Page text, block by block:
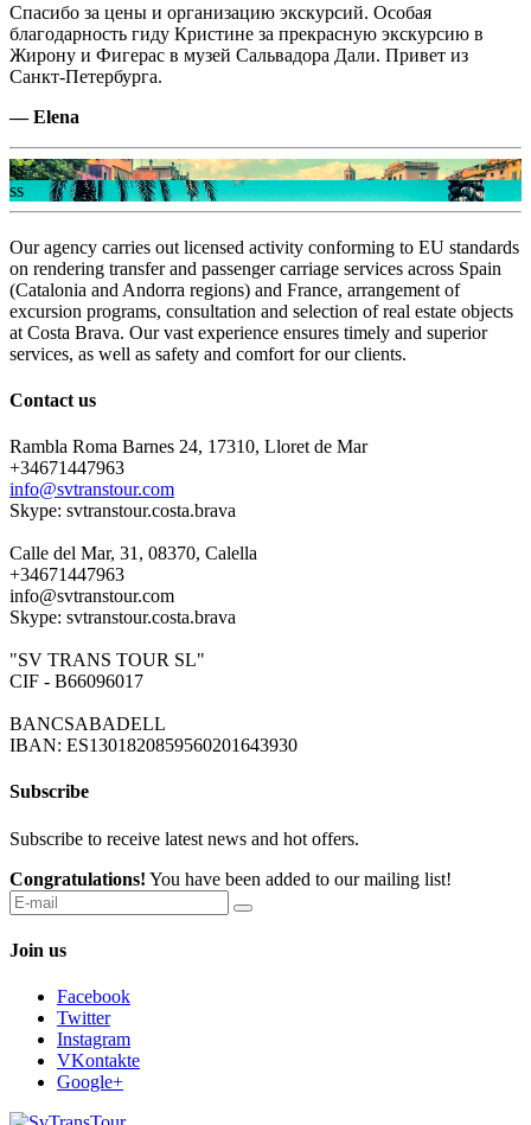
Спасибо за цены и организацию экскурсий. Особая
благодарность гиду Кристине за прекрасную экскурсию в
Жирону и Фигерас в музей Сальвадора Дали. Привет из
Санкт-Петербурга.
— Elena
ss
ss
Our agency carries out licensed activity conforming to EU standards
on rendering transfer and passenger carriage services across Spain
(Catalonia and Andorra regions) and France, arrangement of
excursion programs, consultation and selection of real estate objects
at Costa Brava. Our vast experience ensures timely and superior
services, as well as safety and comfort for our clients.
Contact us
Rambla Roma Barnes 24, 17310, Lloret de Mar
+34671447963
info@svtranstour.com
Skype: svtranstour.costa.brava
Calle del Mar, 31, 08370, Calella
+34671447963
info@svtranstour.com
Skype: svtranstour.costa.brava
"SV TRANS TOUR SL"
CIF - B66096017
BANCSABADELL
IBAN: ES1301820859560201643930
Subscribe
Subscribe to receive latest news and hot offers.
Congratulations! You have been added to our mailing list!
Join us
Facebook
Twitter
Instagram
VKontakte
Google+